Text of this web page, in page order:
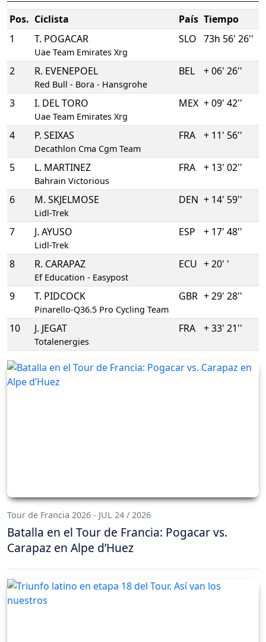
Pos. Ciclista País Tiempo
1
T. POGACAR
Uae Team Emirates Xrg
SLO 73h 56' 26''
2 R. EVENEPOEL
Red Bull - Bora - Hansgrohe
BEL + 06' 26''
3 I. DEL TORO
Uae Team Emirates Xrg
MEX + 09' 42''
4 P. SEIXAS
Decathlon Cma Cgm Team
FRA + 11' 56''
5 L. MARTINEZ
Bahrain Victorious
FRA + 13' 02''
6 M. SKJELMOSE
Lidl-Trek
DEN + 14' 59''
7 J. AYUSO
Lidl-Trek
ESP + 17' 48''
8 R. CARAPAZ
Ef Education - Easypost
ECU + 20' '
9 T. PIDCOCK
Pinarello-Q36.5 Pro Cycling Team
GBR + 29' 28''
10 J. JEGAT
Totalenergies
FRA + 33' 21''
Tour de Francia 2026 - JUL 24 / 2026
Batalla en el Tour de Francia: Pogacar vs.
Carapaz en Alpe d’Huez